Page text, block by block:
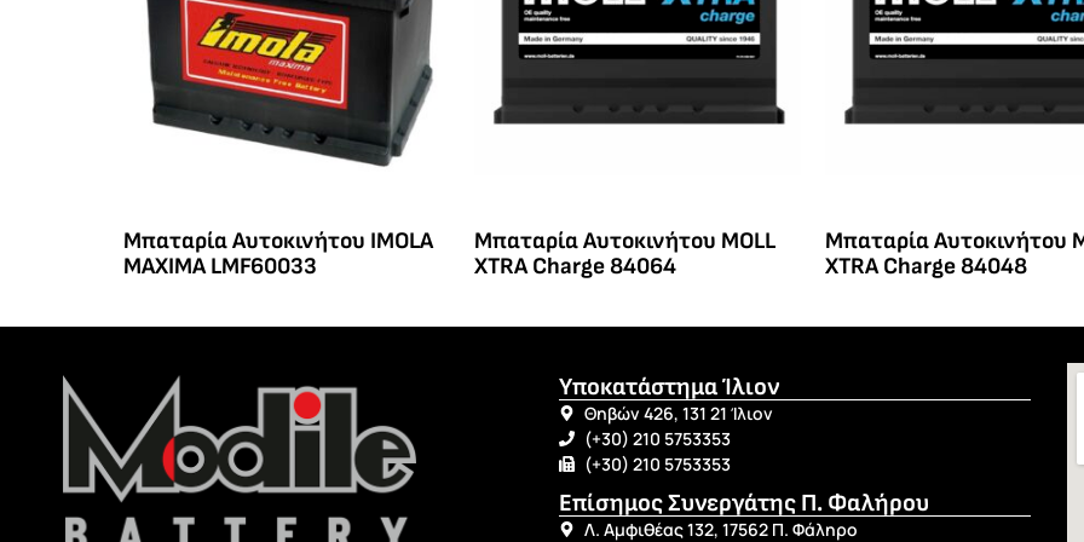
Μπαταρία Αυτοκινήτου IMOLA
MAXIMA LMF60033
Μπαταρία Αυτοκινήτου MOLL
XTRA Charge 84064
Μπαταρία Αυτοκινήτου
XTRA Charge 84048
Υποκατάστημα Ίλιον
Θηβών 426, 131 21 Ίλιον
(+30) 210 5753353
(+30) 210 5753353
Επίσημος Συνεργάτης Π. Φαλήρου
Λ. Αμφιθέας 132, 17562 Π. Φάληρο